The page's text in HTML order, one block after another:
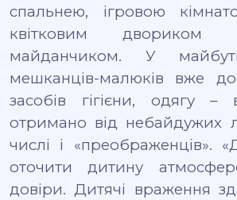
спальнею, ігровою
квітковим
майданчиком. У
мешканців-малюків вже
засобів гігієни, одягу
отримано від небайдужих
числі і «преображенців».
оточити дитину
довіри. Дитячі враження